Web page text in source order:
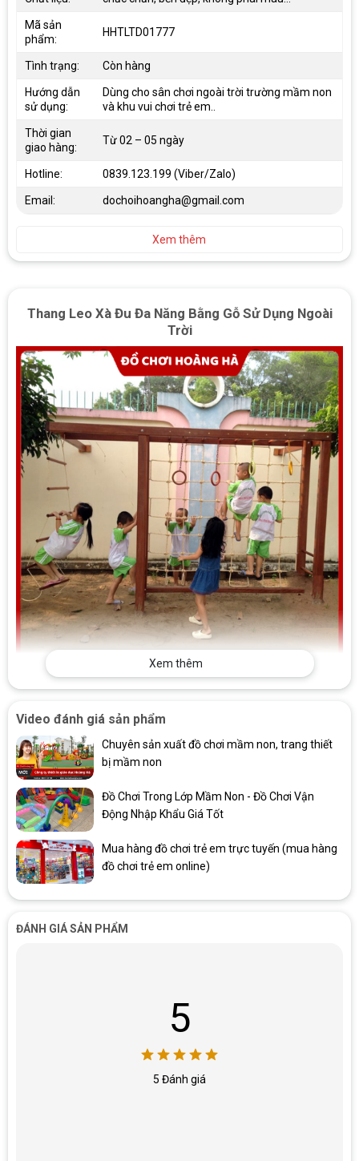
Thang Leo Xà Đu Đa Năng Bằng Gỗ Sử Dụng Ngoài
Trời
Xem thêm
Video đánh giá sản phẩm
Chuyên sản xuất đồ chơi mầm non, trang thiết
bị mầm non
Đồ Chơi Trong Lớp Mầm Non - Đồ Chơi Vận
Động Nhập Khẩu Giá Tốt
Mua hàng đồ chơi trẻ em trực tuyến (mua hàng
đồ chơi trẻ em online)
ĐÁNH GIÁ SẢN PHẨM
5
5 Đánh giá
Mã sản
phẩm:
HHTLTD01777
Tình trạng: Còn hàng
Hướng dẫn
sử dụng:
Dùng cho sân chơi ngoài trời trường mầm non
và khu vui chơi trẻ em..
Thời gian
giao hàng:
Từ 02 – 05 ngày
Hotline: 0839.123.199 (Viber/Zalo)
Email: dochoihoangha@gmail.com
Xem thêm